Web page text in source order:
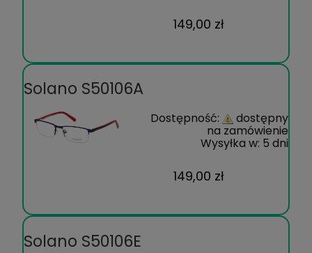
149,00 zł
Solano S50106A
Dostępność: dostępny
na zamówienie
Wysyłka w: 5 dni
149,00 zł
Solano S50106E